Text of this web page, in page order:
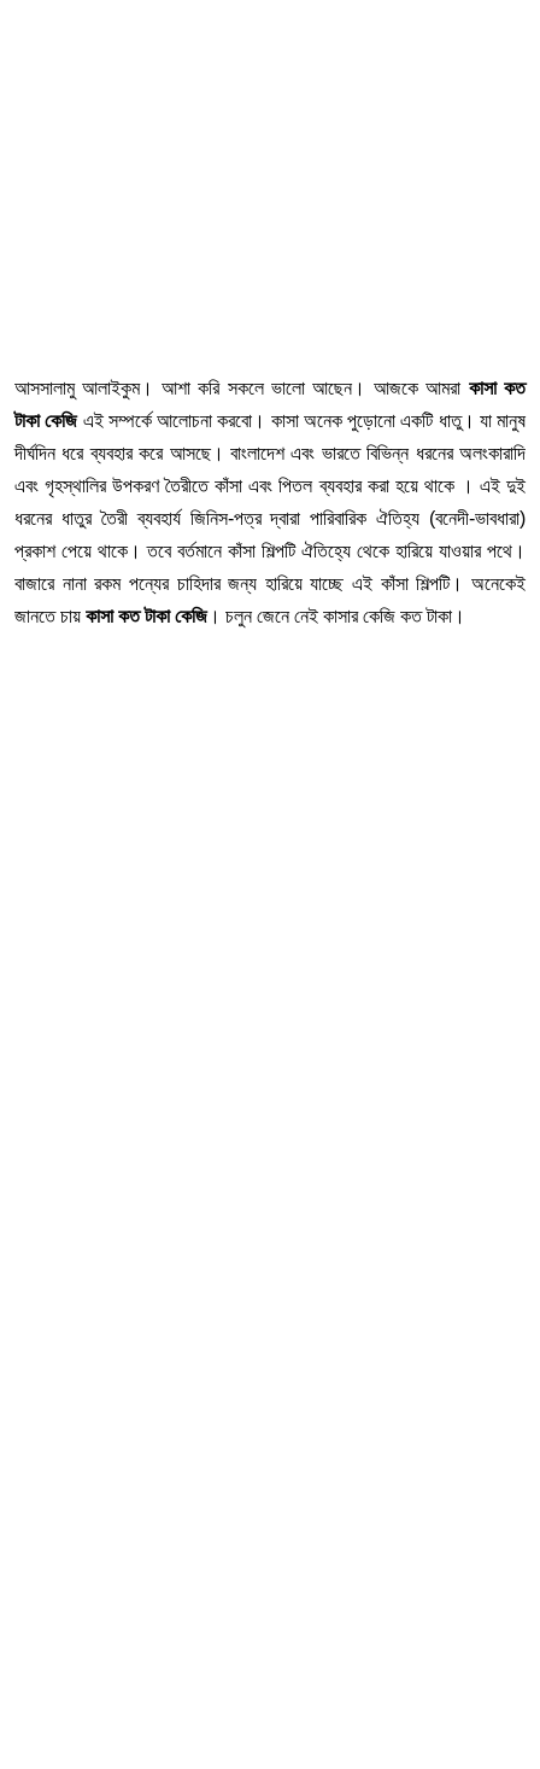
আসসালামু আলাইকুম। আশা করি সকলে ভালো আছেন। আজকে আমরা কাসা কত
টাকা কেজি এই সম্পর্কে আলোচনা করবো। কাসা অনেক পুড়োনো একটি ধাতু। যা মানুষ
দীর্ঘদিন ধরে ব্যবহার করে আসছে। বাংলাদেশ এবং ভারতে বিভিন্ন ধরনের অলংকারাদি
এবং গৃহস্থালির উপকরণ তৈরীতে কাঁসা এবং পিতল ব্যবহার করা হয়ে থাকে । এই দুই
ধরনের ধাতুর তৈরী ব্যবহার্য জিনিস-পত্র দ্বারা পারিবারিক ঐতিহ্য (বনেদী-ভাবধারা)
প্রকাশ পেয়ে থাকে। তবে বর্তমানে কাঁসা শিল্পটি ঐতিহ্যে থেকে হারিয়ে যাওয়ার পথে।
বাজারে নানা রকম পন্যের চাহিদার জন্য হারিয়ে যাচ্ছে এই কাঁসা শিল্পটি। অনেকেই
জানতে চায় কাসা কত টাকা কেজি। চলুন জেনে নেই কাসার কেজি কত টাকা।